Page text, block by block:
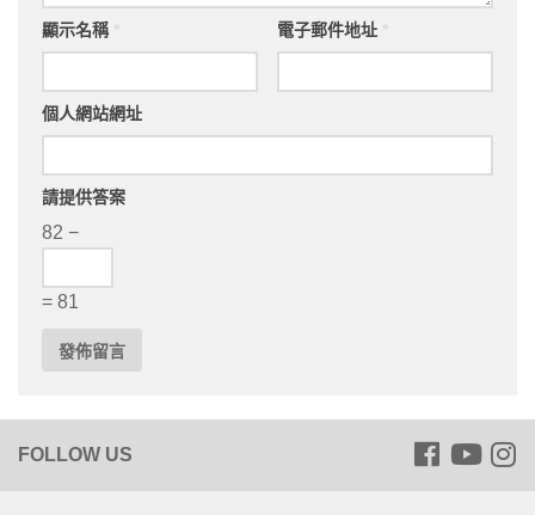
顯示名稱 電子郵件地址
個人網站網址
請提供答案
82 −
= 81